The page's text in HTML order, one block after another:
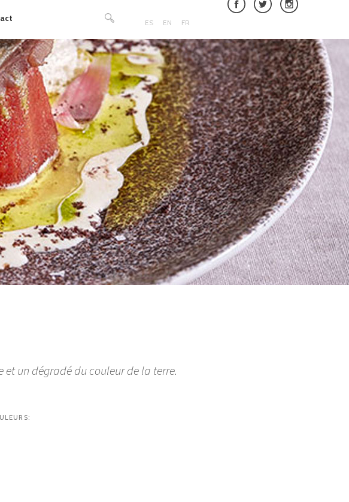
ES EN FR
un dégradé du couleur de la terre.